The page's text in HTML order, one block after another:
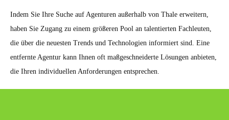
Indem Sie Ihre Suche auf Agenturen außerhalb von Thale erweitern,
haben Sie Zugang zu einem größeren Pool an talentierten Fachleuten,
die über die neuesten Trends und Technologien informiert sind. Eine
entfernte Agentur kann Ihnen oft maßgeschneiderte Lösungen anbieten,
die Ihren individuellen Anforderungen entsprechen.